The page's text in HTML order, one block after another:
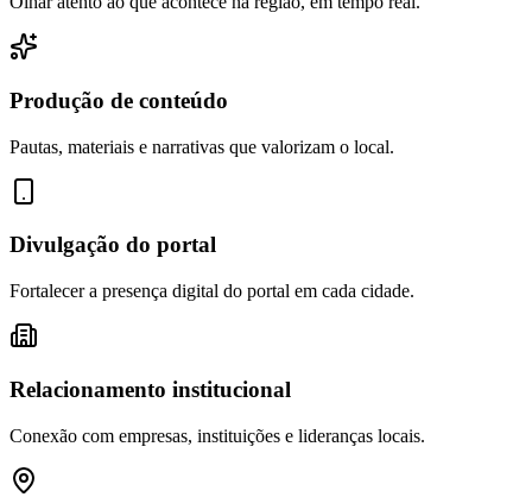
Produção de conteúdo
Pautas, materiais e narrativas que valorizam o local.
Divulgação do portal
Fortalecer a presença digital do portal em cada cidade.
Relacionamento institucional
Conexão com empresas, instituições e lideranças locais.